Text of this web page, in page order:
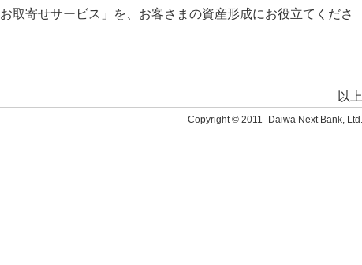
取寄せサービス」を、お客さまの資産形成にお役立てくださ
以上
Copyright © 2011- Daiwa Next Bank, Ltd.